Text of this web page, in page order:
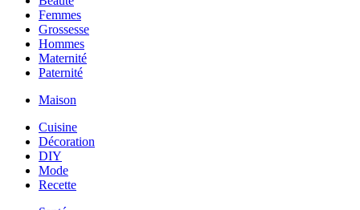
Femmes
Grossesse
Hommes
Maternité
Paternité
Maison
Cuisine
Décoration
DIY
Mode
Recette